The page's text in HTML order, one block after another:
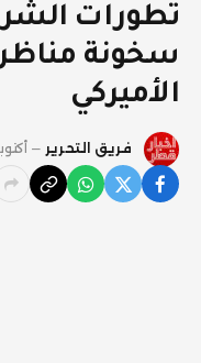
تطورات
سخونة
الأميركي
فريق التحرير أكتوبر 1,